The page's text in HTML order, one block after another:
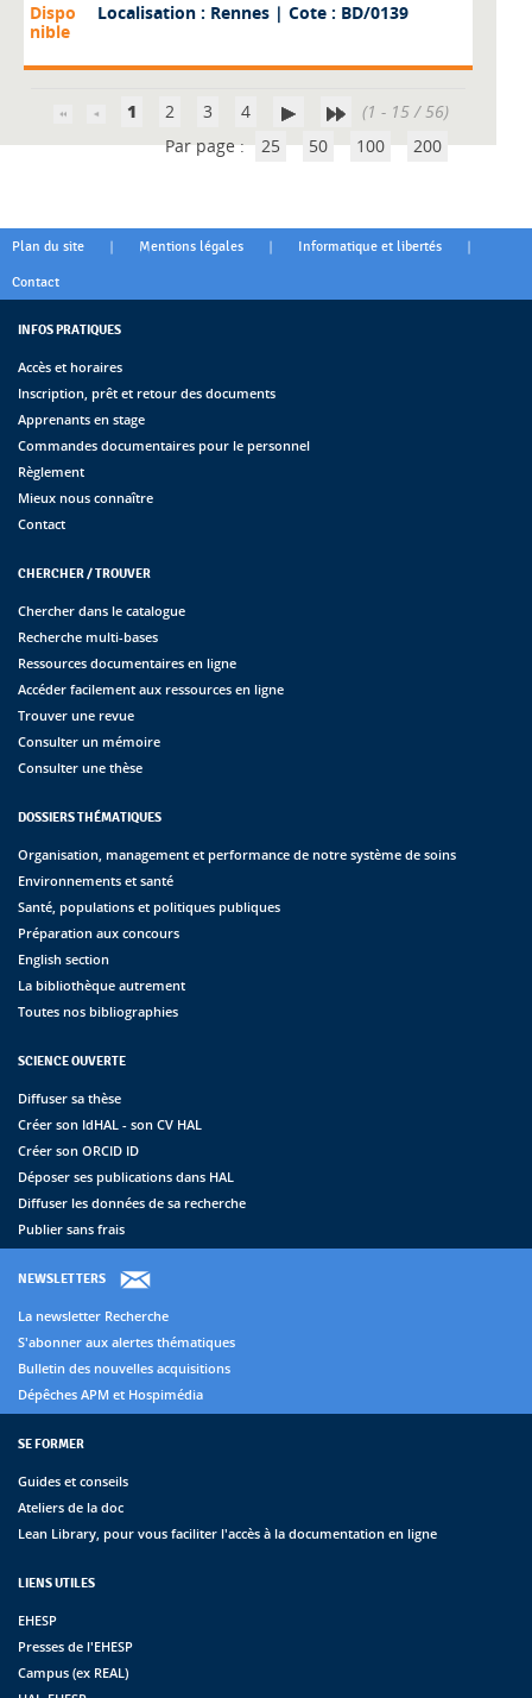
Dispo
nible
Localisation : Rennes | Cote : BD/0139
1 2 3 4
(1 - 15 / 56)
Par page : 25 50 100 200
Plan du site | Mentions légales | Informatique et libertés |
Contact
INFOS PRATIQUES
Accès et horaires
Inscription, prêt et retour des documents
Apprenants en stage
Commandes documentaires pour le personnel
Règlement
Mieux nous connaître
Contact
CHERCHER / TROUVER
Chercher dans le catalogue
Recherche multi-bases
Ressources documentaires en ligne
Accéder facilement aux ressources en ligne
Trouver une revue
Consulter un mémoire
Consulter une thèse
DOSSIERS THÉMATIQUES
Organisation, management et performance de notre système de soins
Environnements et santé
Santé, populations et politiques publiques
Préparation aux concours
English section
La bibliothèque autrement
Toutes nos bibliographies
SCIENCE OUVERTE
Diffuser sa thèse
Créer son IdHAL - son CV HAL
Créer son ORCID ID
Déposer ses publications dans HAL
Diffuser les données de sa recherche
Publier sans frais
NEWSLETTERS
La newsletter Recherche
S'abonner aux alertes thématiques
Bulletin des nouvelles acquisitions
Dépêches APM et Hospimédia
SE FORMER
Guides et conseils
Ateliers de la doc
Lean Library, pour vous faciliter l'accès à la documentation en ligne
LIENS UTILES
EHESP
Presses de l'EHESP
Campus (ex REAL)